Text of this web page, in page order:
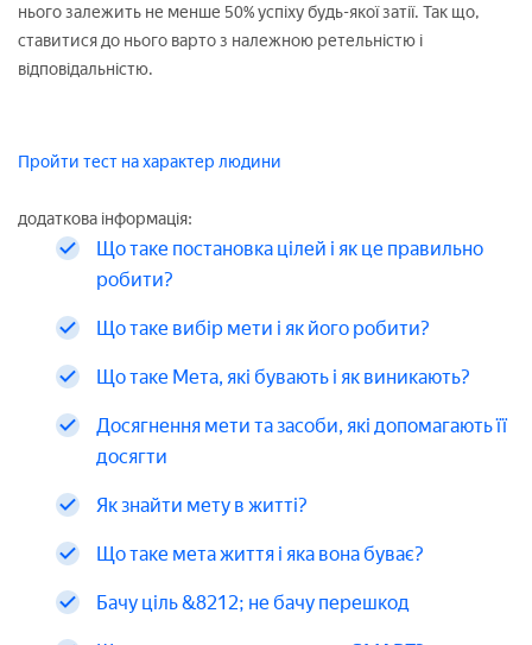
нього залежить не менше 50% успіху будь-якої затії. Так що,
ставитися до нього варто з належною ретельністю і
відповідальністю.
Пройти тест на характер людини
додаткова інформація:
Що таке постановка цілей і як це правильно
робити?
Що таке вибір мети і як його робити?
Що таке Мета, які бувають і як виникають?
Досягнення мети та засоби, які допомагають її
досягти
Як знайти мету в житті?
Що таке мета життя і яка вона буває?
Бачу ціль &8212; не бачу перешкод